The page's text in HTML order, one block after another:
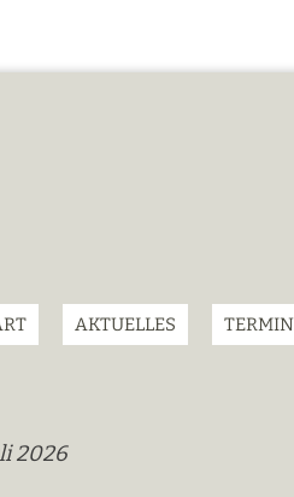
AKTUELLES
2026